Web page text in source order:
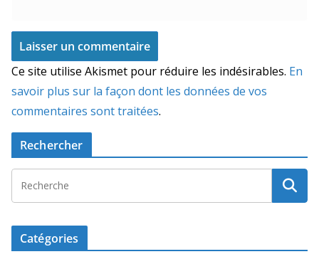
Ce site utilise Akismet pour réduire les indésirables. En
savoir plus sur la façon dont les données de vos
commentaires sont traitées.
Rechercher
Catégories